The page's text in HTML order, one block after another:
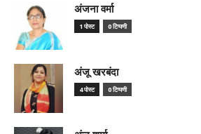
अंजना वर्मा
1 पोस्ट 0 टिप्पणी
अंजू खरबंदा
4 पोस्ट 0 टिप्पणी